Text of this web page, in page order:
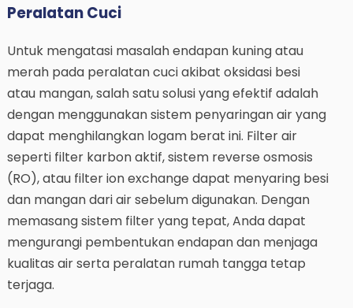
Peralatan Cuci
Untuk mengatasi masalah endapan kuning atau
merah pada peralatan cuci akibat oksidasi besi
atau mangan, salah satu solusi yang efektif adalah
dengan menggunakan sistem penyaringan air yang
dapat menghilangkan logam berat ini. Filter air
seperti filter karbon aktif, sistem reverse osmosis
(RO), atau filter ion exchange dapat menyaring besi
dan mangan dari air sebelum digunakan. Dengan
memasang sistem filter yang tepat, Anda dapat
mengurangi pembentukan endapan dan menjaga
kualitas air serta peralatan rumah tangga tetap
terjaga.